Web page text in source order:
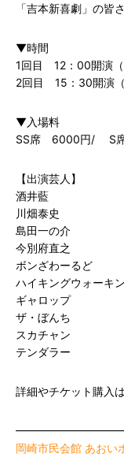
「吉本新喜劇」の皆
▼時間
1回目 12：00開演（
2回目 15：30開演（
▼入場料
SS席 6000円/ S
【出演芸人】
酒井藍
川畑泰史
島田一の介
今別府直之
ボンざわーるど
ハイキングウォーキ
ギャロップ
ザ・ぼんち
スカチャン
テンダラー
詳細やチケット購入は
岡崎市民会館 あおい